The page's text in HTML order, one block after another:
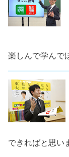
楽しんで学んで
できればと思い